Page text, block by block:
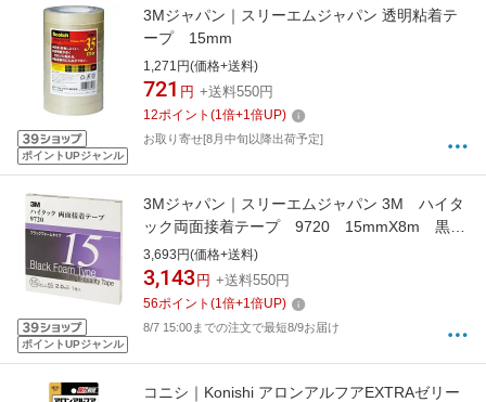
ポイントUPジャンル
3Mジャパン｜スリーエムジャパン 透明粘着テ
ープ 15mm
1,271円(価格+送料)
721 円 +送料550円
12ポイント (1倍+1倍UP)
お取り寄せ[8月中旬以降出荷予定]
ポイントUPジャンル
3Mジャパン｜スリーエムジャパン 3M ハイタ
ック両面接着テープ 9720 15mmX8m 黒
1巻入り 9720 15 AAD
3,693円(価格+送料)
3,143 円 +送料550円
56ポイント (1倍+1倍UP)
8/7 15:00までの注文で最短8/9お届け
コニシ｜Konishi アロンアルフアEXTRAゼリー